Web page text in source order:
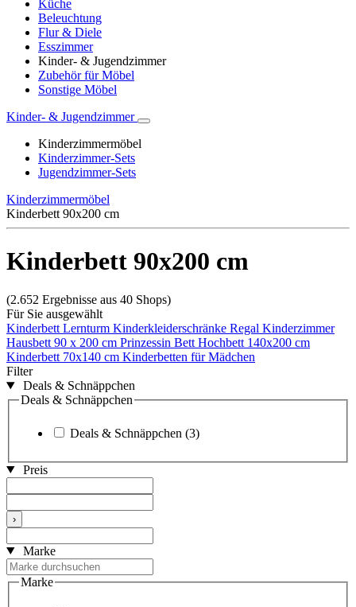
Küche
Beleuchtung
Flur & Diele
Esszimmer
Kinder- & Jugendzimmer
Zubehör für Möbel
Sonstige Möbel
Kinder- & Jugendzimmer
Kinderzimmermöbel
Kinderzimmer-Sets
Jugendzimmer-Sets
Kinderzimmermöbel
Kinderbett 90x200 cm
Kinderbett 90x200 cm
(2.652 Ergebnisse aus 40 Shops)
Für Sie ausgewählt
Kinderbett Lernturm Kinderkleiderschränke Regal Kinderzimmer
Hausbett 90 x 200 cm Prinzessin Bett Hochbett 140x200 cm
Kinderbett 70x140 cm Kinderbetten für Mädchen
Filter
Deals & Schnäppchen
Deals & Schnäppchen
Deals & Schnäppchen (3)
Preis
›
Marke
Marke